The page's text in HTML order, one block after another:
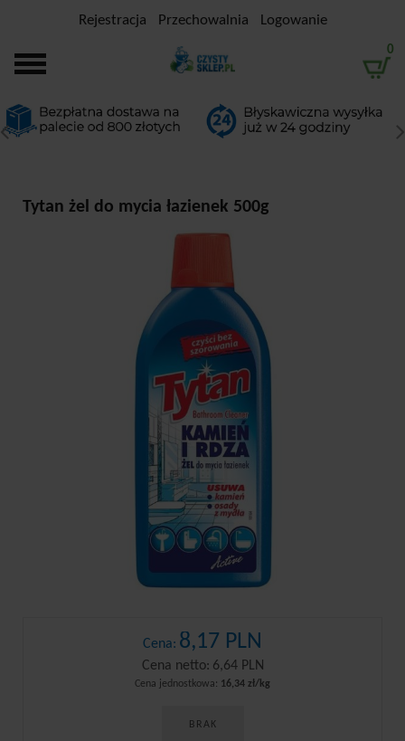
Rejestracja Przechowalnia Logowanie
0
Tytan żel do mycia łazienek 500g
Cena: 8,17 PLN
Cena netto: 6,64 PLN
Cena jednostkowa: 16,34 zł/kg
BRAK